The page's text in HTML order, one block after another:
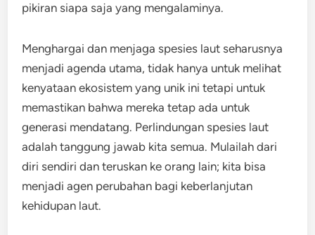
pikiran siapa saja yang mengalaminya.
Menghargai dan menjaga spesies laut seharusnya
menjadi agenda utama, tidak hanya untuk melihat
kenyataan ekosistem yang unik ini tetapi untuk
memastikan bahwa mereka tetap ada untuk
generasi mendatang. Perlindungan spesies laut
adalah tanggung jawab kita semua. Mulailah dari
diri sendiri dan teruskan ke orang lain; kita bisa
menjadi agen perubahan bagi keberlanjutan
kehidupan laut.